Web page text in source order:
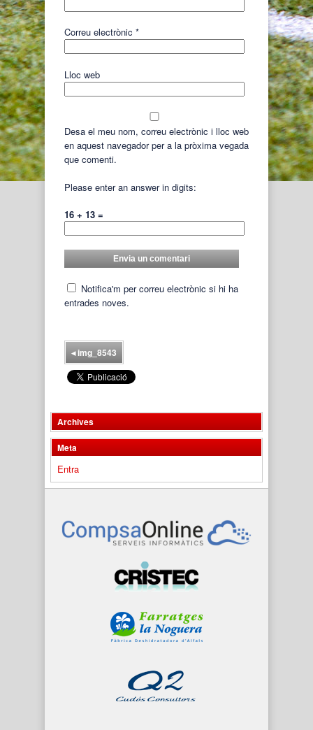
Correu electrònic *
Lloc web
Desa el meu nom, correu electrònic i lloc web
en aquest navegador per a la pròxima vegada
que comenti.
Please enter an answer in digits:
16 + 13 =
Notifica'm per correu electrònic si hi ha
entrades noves.
◂img_8543
Archives
Meta
Entra